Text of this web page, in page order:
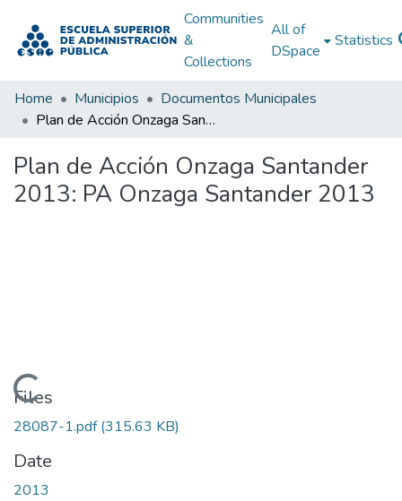
Communities
&
Collections
All of
DSpace
Statistics
Home Municipios
Documentos Municipales
Plan de Acción Onzaga Santander 2013: PA Onzaga Santander 2013
Plan de Acción Onzaga Santander
2013: PA Onzaga Santander 2013
Loading...
Files
28087-1.pdf(315.63 KB)
Date
2013